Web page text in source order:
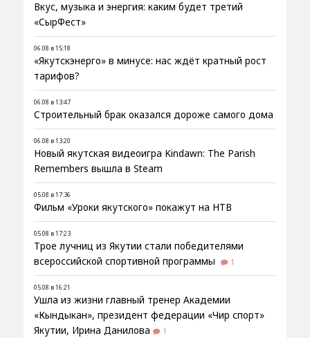
Вкус, музыка и энергия: каким будет третий
«СырФест»
06.08 в 15:18
«Якутскэнерго» в минусе: нас ждёт кратный рост
тарифов?
06.08 в 13:47
Строительный брак оказался дороже самого дома
06.08 в 13:20
Новый якутская видеоигра Kindawn: The Parish
Remembers вышла в Steam
05.08 в 17:36
Фильм «Уроки якутского» покажут на НТВ
05.08 в 17:23
Трое лучниц из Якутии стали победителями
всероссийской спортивной программы
1
05.08 в 16:21
Ушла из жизни главный тренер Академии
«Кындыкан», президент федерации «Чир спорт»
Якутии, Ирина Данилова
1